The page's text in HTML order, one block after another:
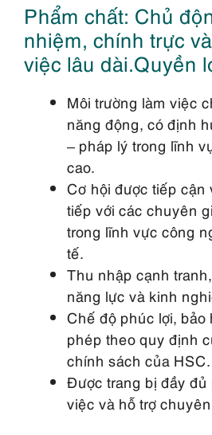
Phẩm chất: Chủ
nhiệm, chính trực
việc lâu dài.Quyền
Môi trường làm việc
năng động, có định
– pháp lý trong lĩnh
cao.
Cơ hội được tiếp cận
tiếp với các chuyên
trong lĩnh vực công
tế.
Thu nhập cạnh
năng lực và kinh
Chế độ phúc lợi, bảo
phép theo quy định
chính sách của HSC.
Được trang bị đầy đủ
việc và hỗ trợ